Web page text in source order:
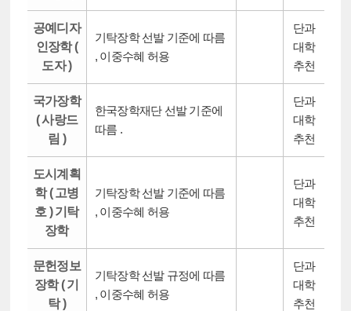
공예디자
인장학 (
도자 )
기탁장학 선발 기준에 따름
, 이중수혜 허용
단과
대학
추천
국가장학
( 사랑드
림 )
한국장학재단 선발 기준에
따름 .
단과
대학
추천
도시계획
학 ( 고병
호 ) 기탁
장학
기탁장학 선발 기준에 따름
, 이중수혜 허용
단과
대학
추천
문헌정보
장학 ( 기
탁 )
기탁장학 선발 규정에 따름
, 이중수혜 허용
단과
대학
추천